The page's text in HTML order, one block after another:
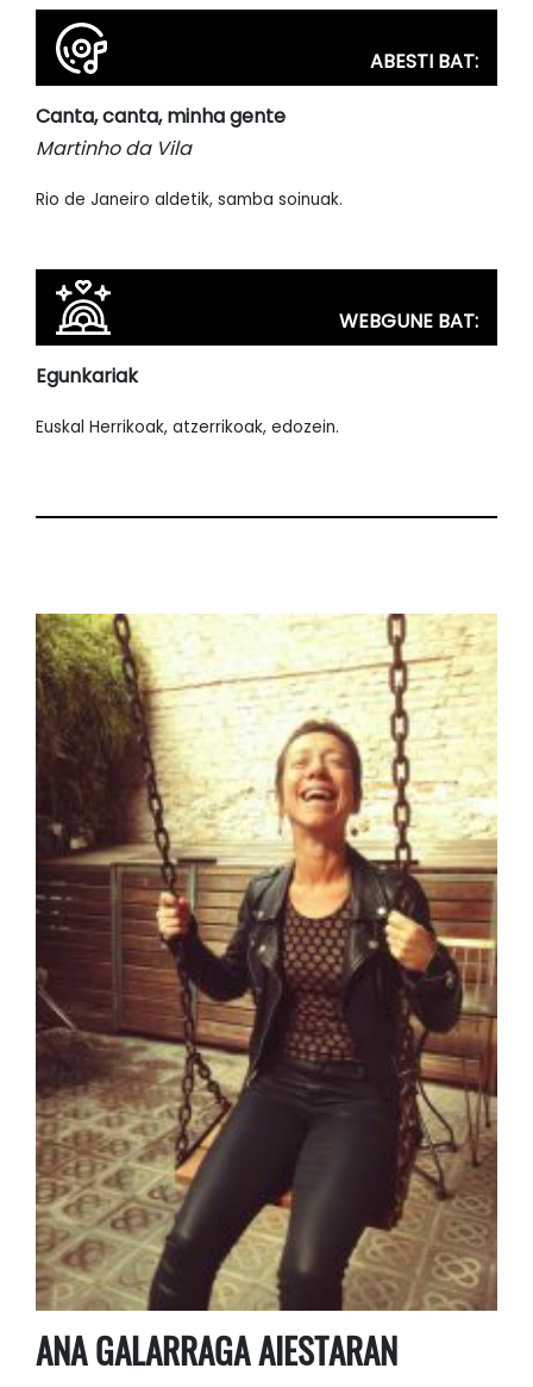
ABESTI BAT:
Canta, canta, minha gente
Martinho da Vila
Rio de Janeiro aldetik, samba soinuak.
WEBGUNE BAT:
Egunkariak
Euskal Herrikoak, atzerrikoak, edozein.
ANA GALARRAGA AIESTARAN